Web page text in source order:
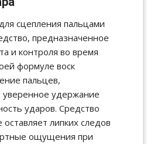
сцепления пальцами
предназначенное
и контроля во время
формуле воск
пальцев,
уверенное удержание
ударов. Средство
оставляет липких следов
ощущения при